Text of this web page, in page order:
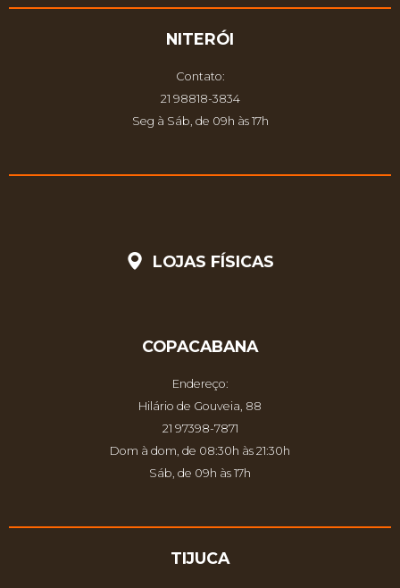
NITERÓI
Contato:
21 98818-3834
Seg à Sáb, de 09h às 17h
LOJAS FÍSICAS
COPACABANA
Endereço:
Hilário de Gouveia, 88
21 97398-7871
Dom à dom, de 08:30h às 21:30h
Sáb, de 09h às 17h
TIJUCA